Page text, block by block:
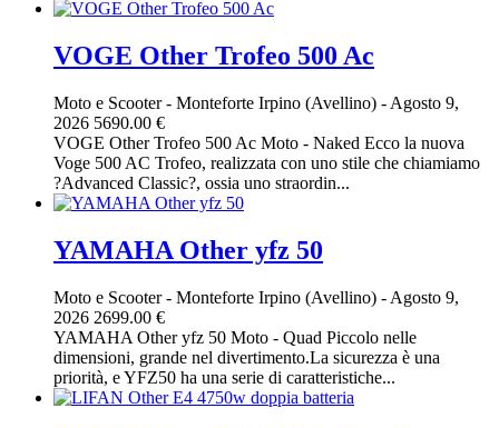
VOGE Other Trofeo 500 Ac
Moto e Scooter- Monteforte Irpino (Avellino) - Agosto 9,
2026 5690.00 €
VOGE Other Trofeo 500 Ac Moto - Naked Ecco la nuova
Voge 500 AC Trofeo, realizzata con uno stile che chiamiamo
?Advanced Classic?, ossia uno straordin...
YAMAHA Other yfz 50
Moto e Scooter- Monteforte Irpino (Avellino) - Agosto 9,
2026 2699.00 €
YAMAHA Other yfz 50 Moto - Quad Piccolo nelle
dimensioni, grande nel divertimento.La sicurezza è una
priorità, e YFZ50 ha una serie di caratteristiche...